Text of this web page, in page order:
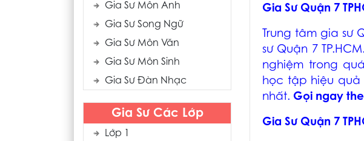
Gia Sư Môn Anh
Gia Sư Song Ngữ
Gia Sư Môn Văn
Gia Sư Môn Sinh
Gia Sư Đàn Nhạc
Gia Sư Các Lớp
Lớp 1
Gia Sư Quận 7
Trung tâm gia sư
sư Quận 7 TP.HCM
nghiệm trong
học tập hiệu
nhất. Gọi ngay
Gia Sư Quận 7